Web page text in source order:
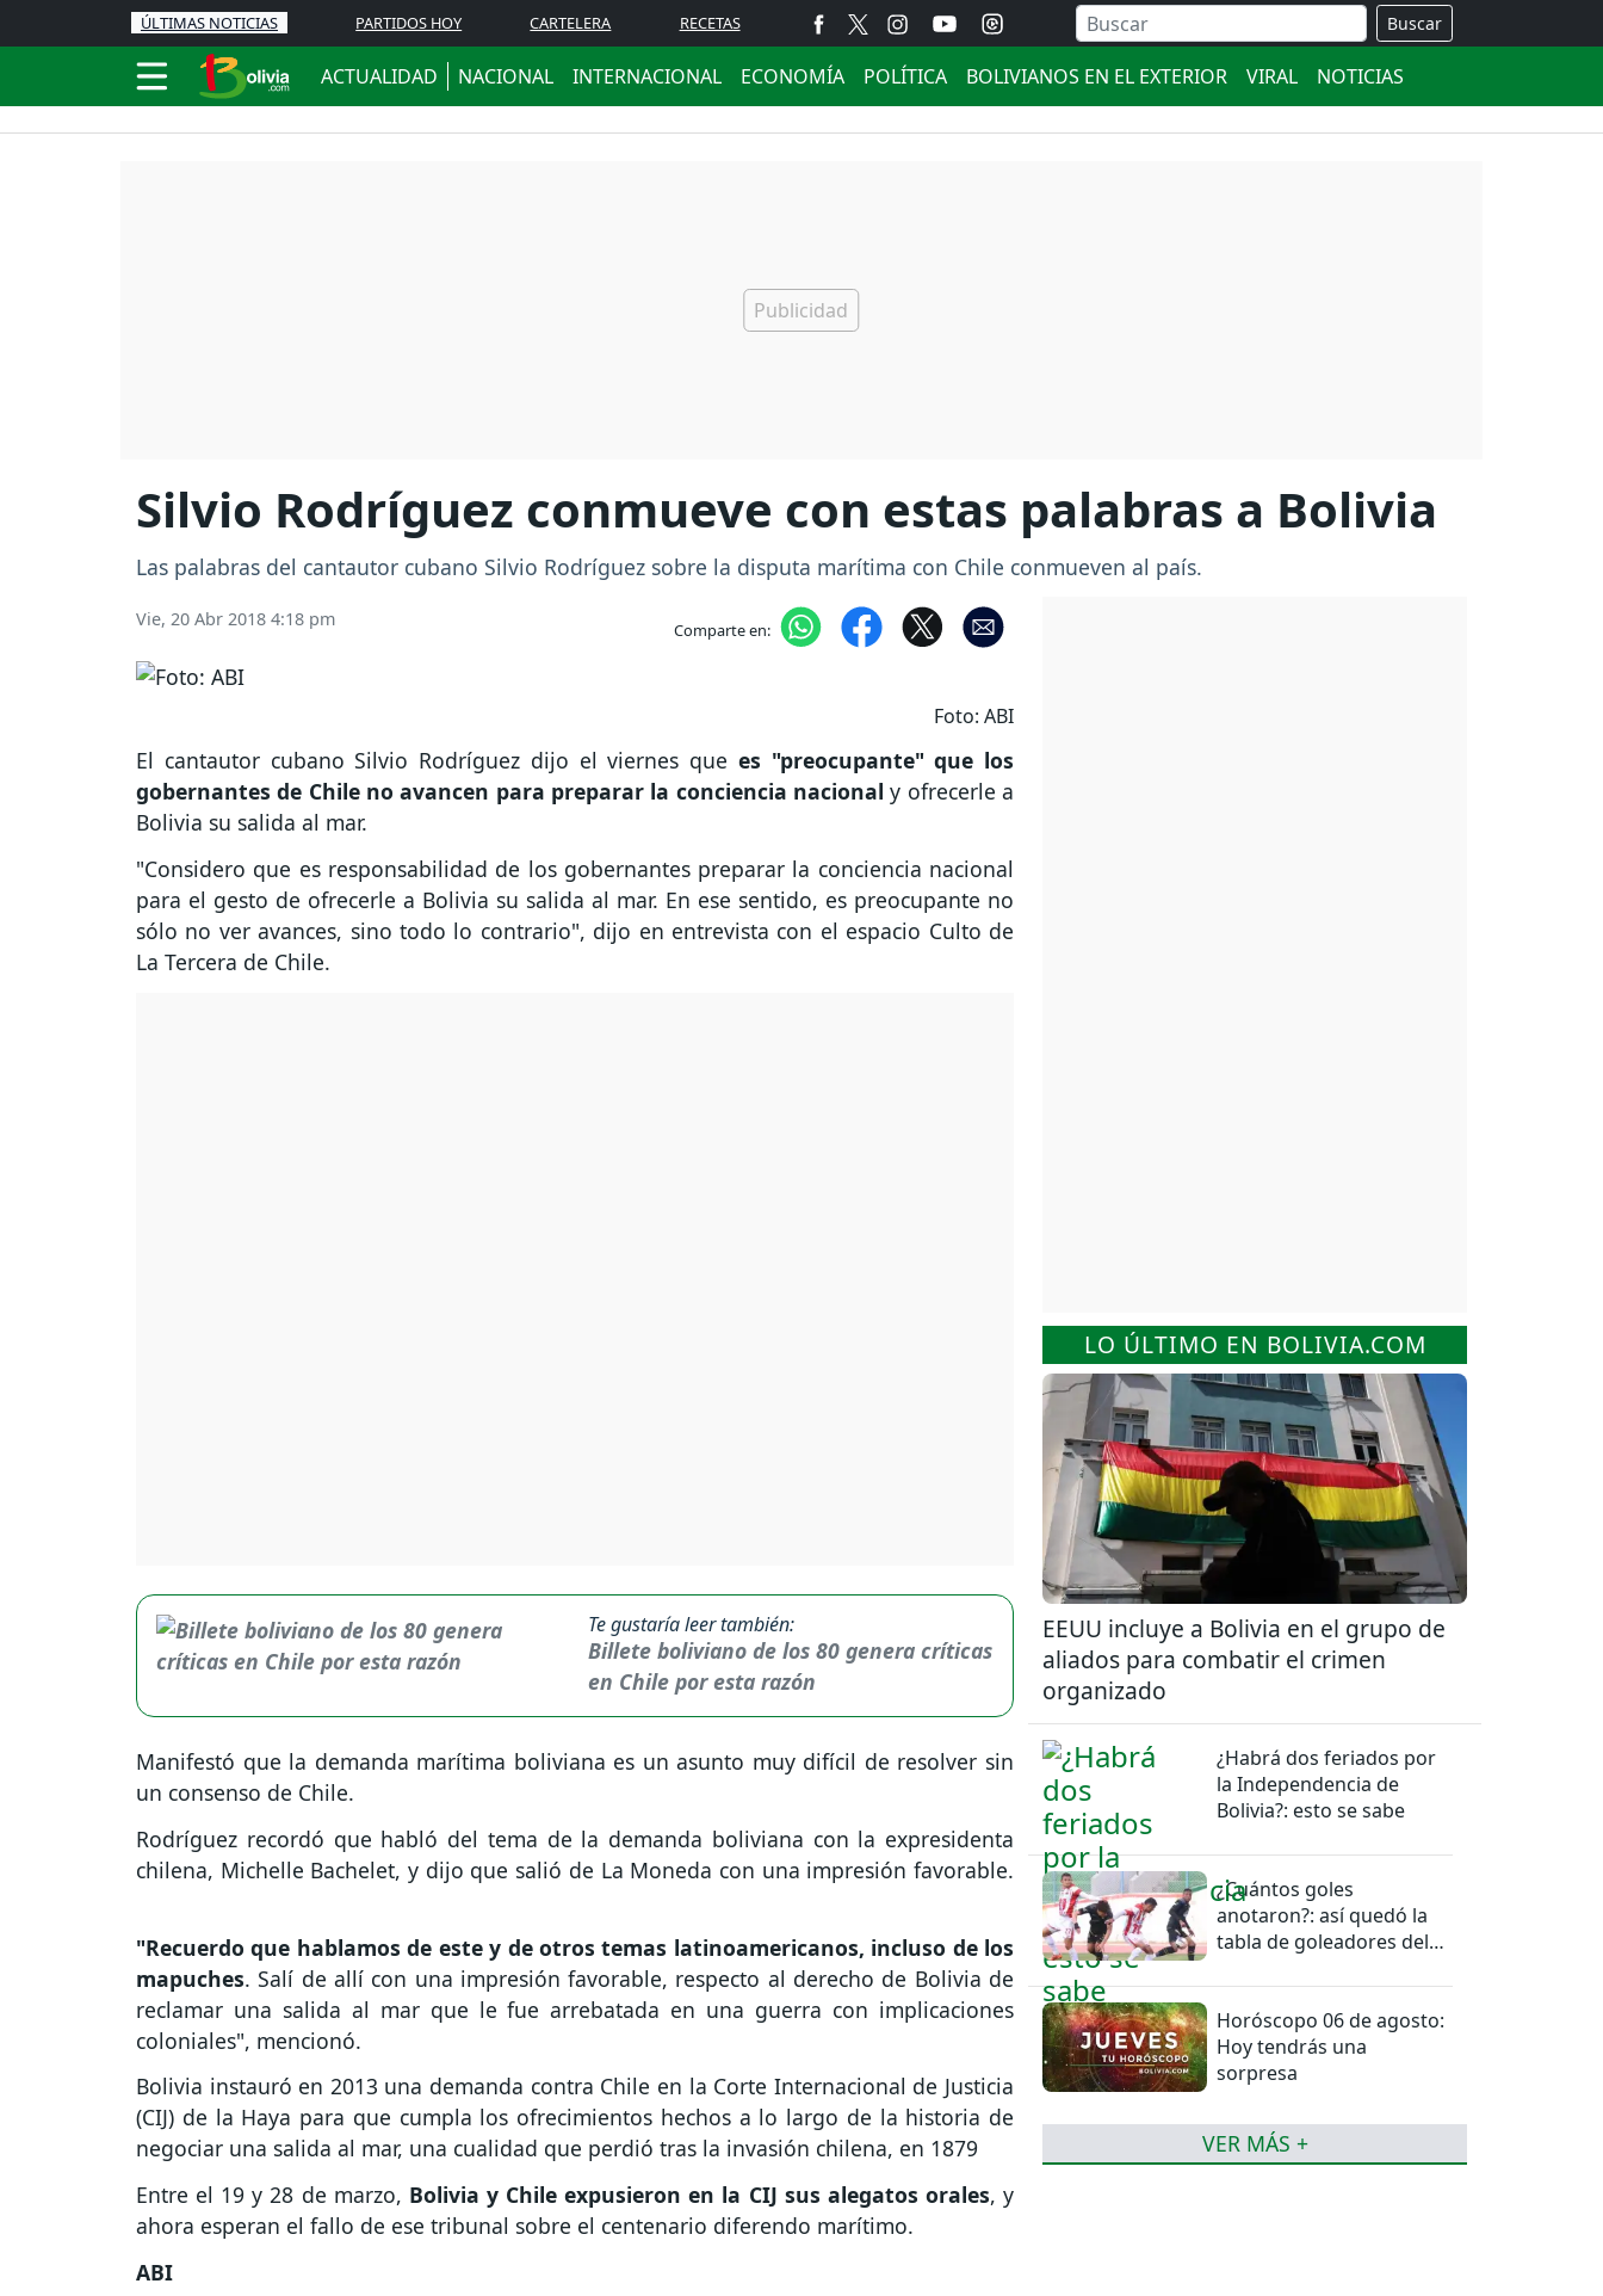
ÚLTIMAS NOTICIAS PARTIDOS HOY CARTELERA RECETAS Buscar
ACTUALIDAD NACIONAL INTERNACIONAL ECONOMÍA POLÍTICA BOLIVIANOS EN EL EXTERIOR VIRAL NOTICIAS
Silvio Rodríguez conmueve con estas palabras a Bolivia
Las palabras del cantautor cubano Silvio Rodríguez sobre la disputa marítima con Chile conmueven al país.
Vie, 20 Abr 2018 4:18 pm Comparte en:
Foto: ABI
El cantautor cubano Silvio Rodríguez dijo el viernes que es "preocupante" que los
gobernantes de Chile no avancen para preparar la conciencia nacional y ofrecerle a
Bolivia su salida al mar.
"Considero que es responsabilidad de los gobernantes preparar la conciencia nacional
para el gesto de ofrecerle a Bolivia su salida al mar. En ese sentido, es preocupante no
sólo no ver avances, sino todo lo contrario", dijo en entrevista con el espacio Culto de
La Tercera de Chile.
Te gustaría leer también:
Billete boliviano de los 80 genera críticas
en Chile por esta razón
Manifestó que la demanda marítima boliviana es un asunto muy difícil de resolver sin
un consenso de Chile.
Rodríguez recordó que habló del tema de la demanda boliviana con la expresidenta
chilena, Michelle Bachelet, y dijo que salió de La Moneda con una impresión favorable.
"Recuerdo que hablamos de este y de otros temas latinoamericanos, incluso de los
mapuches. Salí de allí con una impresión favorable, respecto al derecho de Bolivia de
reclamar una salida al mar que le fue arrebatada en una guerra con implicaciones
coloniales", mencionó.
Bolivia instauró en 2013 una demanda contra Chile en la Corte Internacional de Justicia
(CIJ) de la Haya para que cumpla los ofrecimientos hechos a lo largo de la historia de
negociar una salida al mar, una cualidad que perdió tras la invasión chilena, en 1879
Entre el 19 y 28 de marzo, Bolivia y Chile expusieron en la CIJ sus alegatos orales, y
ahora esperan el fallo de ese tribunal sobre el centenario diferendo marítimo.
ABI
LO ÚLTIMO EN BOLIVIA.COM
EEUU incluye a Bolivia en el grupo de
aliados para combatir el crimen
organizado
¿Habrá dos feriados por
la Independencia de
Bolivia?: esto se sabe
¿Cuántos goles
anotaron?: así quedó la
tabla de goleadores del
Horóscopo 06 de agosto:
Hoy tendrás una
sorpresa
VER MÁS +